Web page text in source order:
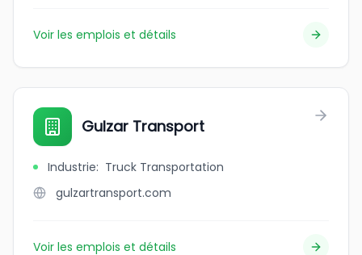
Voir les emplois et détails
Gulzar Transport
Industrie: Truck Transportation
gulzartransport.com
Voir les emplois et détails